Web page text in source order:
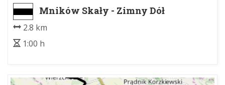
Mników Skały - Zimny Dół
2.8 km
1:00 h